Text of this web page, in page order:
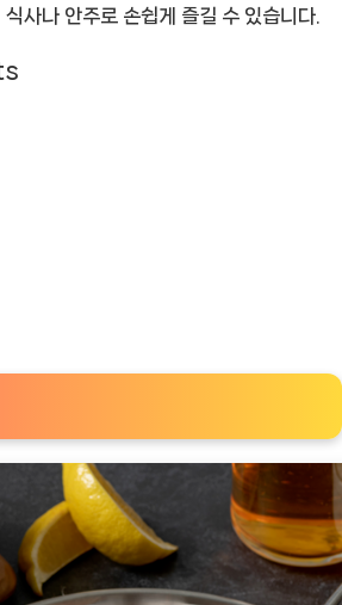
사나 안주로 손쉽게 즐길 수 있습니다.